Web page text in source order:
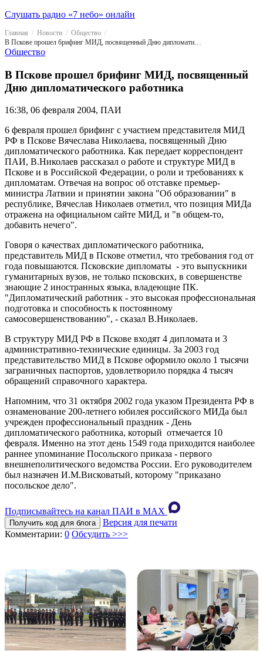
Слушать радио «7 небо» онлайн
Главная Новости
Общество
В Пскове прошел брифинг МИД, посвященный Дню дипломатического работника
Общество
В Пскове прошел брифинг МИД, посвященный
Дню дипломатического работника
16:38, 06 февраля 2004, ПАИ
6 февраля прошел брифинг с участием представителя МИД
РФ в Пскове Вячеслава Николаева, посвященный Дню
дипломатического работника. Как передает корреспондент
ПАИ, В.Николаев рассказал о работе и структуре МИД в
Пскове и в Российской Федерации, о роли и требованиях к
дипломатам. Отвечая на вопрос об отставке премьер-
министра Латвии и принятии закона "Об образовании" в
республике, Вячеслав Николаев отметил, что позиция МИДа
отражена на официальном сайте МИД, и "в общем-то,
добавить нечего".
Говоря о качествах дипломатического работника,
представитель МИД в Пскове отметил, что требования год от
года повышаются. Псковские дипломаты - это выпускники
гуманитарных вузов, не только псковских, в совершенстве
знающие 2 иностранных языка, владеющие ПК.
"Дипломатический работник - это высокая профессиональная
подготовка и способность к постоянному
самосовершенствованию", - сказал В.Николаев.
В структуру МИД РФ в Пскове входят 4 дипломата и 3
административно-технические единицы. За 2003 год
представительство МИД в Пскове оформило около 1 тысячи
заграничных паспортов, удовлетворило порядка 4 тысяч
обращений справочного характера.
Напомним, что 31 октября 2002 года указом Президента РФ в
ознаменование 200-летнего юбилея российского МИДа был
учрежден профессиональный праздник - День
дипломатического работника, который отмечается 10
февраля. Именно на этот день 1549 года приходится наиболее
раннее упоминание Посольского приказа - первого
внешнеполитического ведомства России. Его руководителем
был назначен И.М.Висковатый, которому "приказано
посольское дело".
Подписывайтесь на канал ПАИ в MAХ
Получить код для блога
Версия для печати
Комментарии: 0 Обсудить >>>